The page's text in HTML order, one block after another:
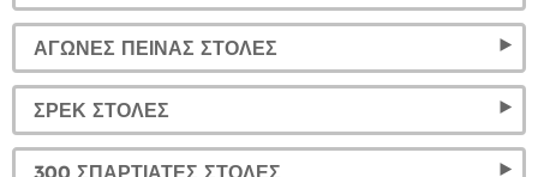
ΑΓΏΝΕΣ ΠΕΊΝΑΣ ΣΤΟΛΈΣ
ΣΡΕΚ ΣΤΟΛΈΣ